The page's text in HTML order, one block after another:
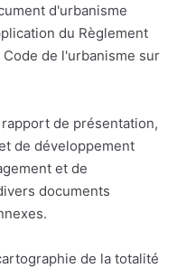
d'urbanisme
du Règlement
de l'urbanisme sur
de présentation,
de développement
et de
documents
de la totalité